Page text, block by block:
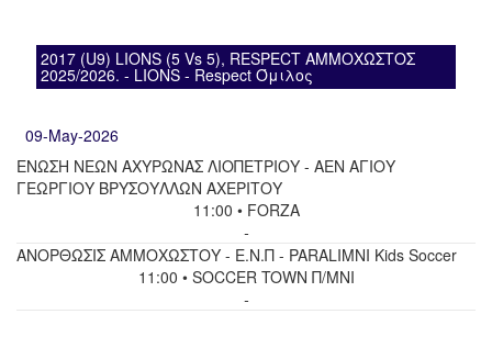
2017 (U9) LIONS (5 Vs 5), RESPECT ΑΜΜΟΧΩΣΤΟΣ
2025/2026. - LIONS - Respect Όμιλος
09-May-2026
ΕΝΩΣΗ ΝΕΩΝ ΑΧΥΡΩΝΑΣ ΛΙΟΠΕΤΡΙΟΥ - ΑΕΝ ΑΓΙΟΥ
ΓΕΩΡΓΙΟΥ ΒΡΥΣΟΥΛΛΩΝ ΑΧΕΡΙΤΟΥ
11:00 • FORZA
-
ΑΝΟΡΘΩΣΙΣ ΑΜΜΟΧΩΣΤΟΥ - Ε.Ν.Π - PARALIMNI Kids Soccer
11:00 • SOCCER TOWN Π/ΜΝΙ
-